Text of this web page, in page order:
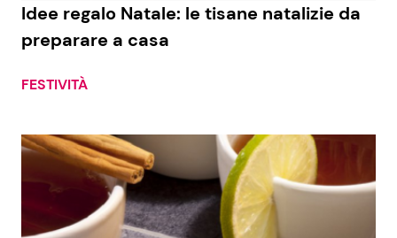
Benessere
Mondo Mamma
News benessere
Cucina e Ricette
Le Ricette in TV
Primi Piatti
Idee regalo Natale: le tisane natalizie da
preparare a casa
FESTIVITÀ